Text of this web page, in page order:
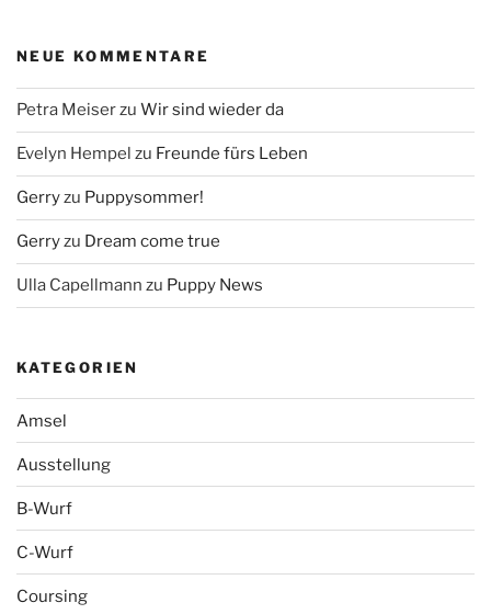
NEUE KOMMENTARE
Petra Meiserzu Wir sind wieder da
Evelyn Hempel zu Freunde fürs Leben
Gerryzu Puppysommer!
Gerryzu Dream come true
Ulla Capellmann zu Puppy News
KATEGORIEN
Amsel
Ausstellung
B-Wurf
C-Wurf
Coursing